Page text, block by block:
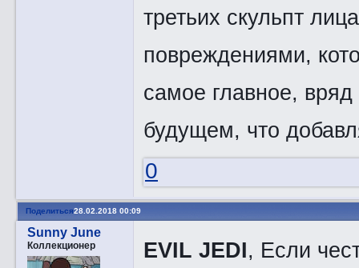
третьих скульпт
повреждениями,
самое главное,
будущем, что
0
Поделиться28.02.2018 00:09
Sunny June
Коллекционер EVIL JEDI, Если